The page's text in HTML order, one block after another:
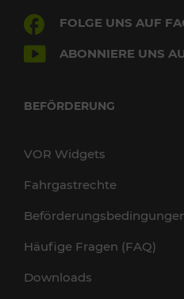
FOLGE UNS AUF
ABONNIERE UNS
BEFÖRDERUNG
VOR Widgets
Fahrgastrechte
Häufige Fragen (FAQ)
Downloads